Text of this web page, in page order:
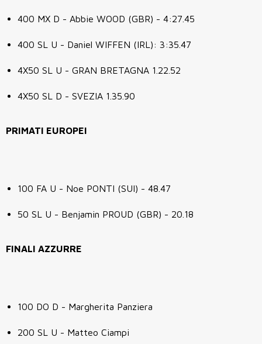
400 MX D - Abbie WOOD (GBR) - 4:27.45
400 SL U - Daniel WIFFEN (IRL): 3:35.47
4X50 SL U - GRAN BRETAGNA 1.22.52
4X50 SL D - SVEZIA 1.35.90
PRIMATI EUROPEI
100 FA U - Noe PONTI (SUI) - 48.47
50 SL U - Benjamin PROUD (GBR) - 20.18
FINALI AZZURRE
100 DO D - Margherita Panziera
200 SL U - Matteo Ciampi